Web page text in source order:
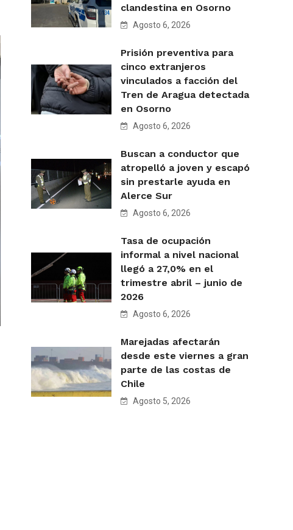
clandestina en Osorno
Agosto 6, 2026
Prisión preventiva para
cinco extranjeros
vinculados a facción del
Tren de Aragua detectada
en Osorno
Agosto 6, 2026
Buscan a conductor que
atropelló a joven y escapó
sin prestarle ayuda en
Alerce Sur
Agosto 6, 2026
Tasa de ocupación
informal a nivel nacional
llegó a 27,0% en el
trimestre abril – junio de
2026
Agosto 6, 2026
Marejadas afectarán
desde este viernes a gran
parte de las costas de
Chile
Agosto 5, 2026